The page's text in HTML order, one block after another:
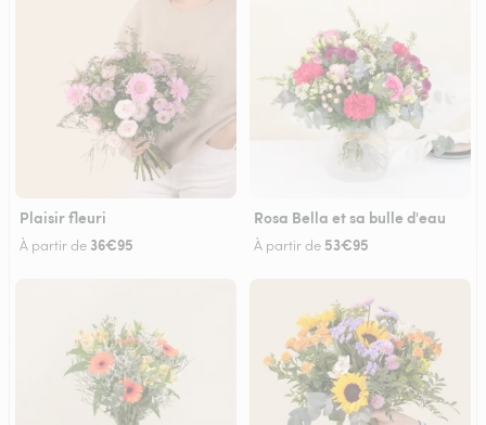
Plaisir fleuri
À partir de 36€95
Rosa Bella et sa bulle d'eau
À partir de 53€95